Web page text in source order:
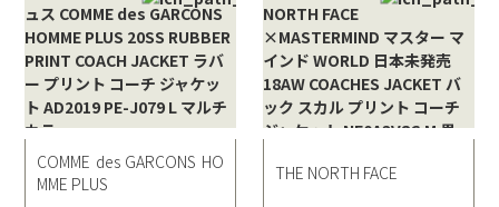
COMME des GARCONS HO
MME PLUS
THE NORTH FACE